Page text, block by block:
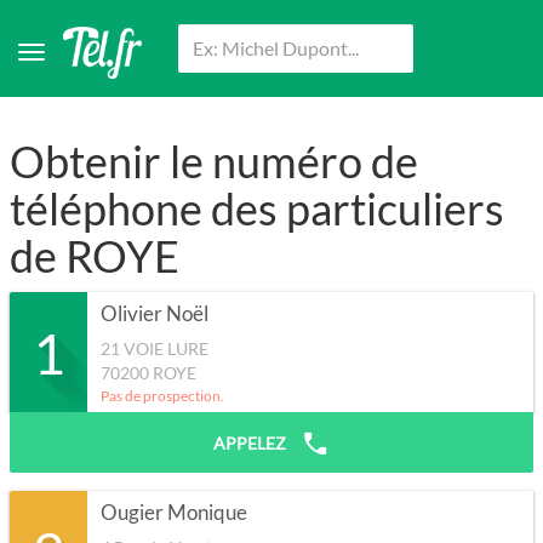
Obtenir le numéro de
téléphone des particuliers
de ROYE
1
Olivier Noël
21 VOIE LURE
70200 ROYE
Pas de prospection.
APPELEZ
Ougier Monique